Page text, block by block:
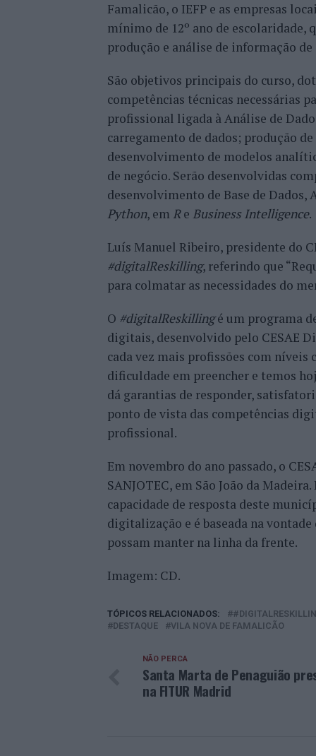
Famalicão, o IEFP e as empresas
mínimo de 12º ano de escolaridade,
produção e análise de informação
São objetivos principais do curso,
competências técnicas necessárias
profissional ligada à Análise de
carregamento de dados; produção
desenvolvimento de modelos
de negócio. Serão desenvolvidas
desenvolvimento de Base de
Python, em Re Business Intelligence.
Luís Manuel Ribeiro, presidente do
#digitalReskilling, referindo que
para colmatar as necessidades do
O #digitalReskillingé um programa
digitais, desenvolvido pelo CESAE
cada vez mais profissões com
dificuldade em preencher e temos
dá garantias de responder,
ponto de vista das competências
profissional.
Em novembro do ano passado, o
SANJOTEC, em São João da
capacidade de resposta deste
digitalização e é baseada na
possam manter na linha da frente.
Imagem: CD.
TÓPICOS RELACIONADOS:
DESTAQUE
VILA NOVA DE FAMALICÃO
NÃO PERCA
Santa Marta de Penaguião
na FITUR Madrid